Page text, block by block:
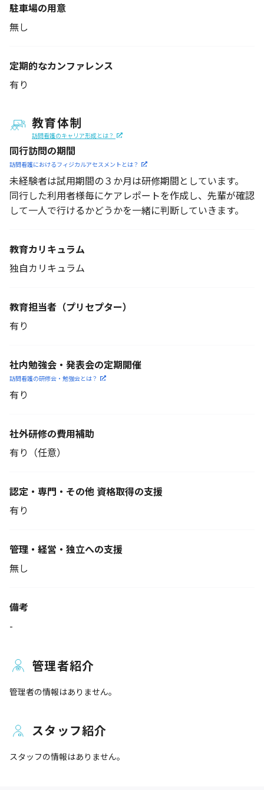
駐車場の用意
無し
定期的なカンファレンス
有り
教育体制
訪問看護のキャリア形成とは？
同行訪問の期間
訪問看護におけるフィジカルアセスメントとは？
未経験者は試用期間の３か月は研修期間としています。
同行した利用者様毎にケアレポートを作成し、先輩が確認
して一人で行けるかどうかを一緒に判断していきます。
教育カリキュラム
独自カリキュラム
教育担当者 （プリセプター）
有り
社内勉強会・発表会の定期開催
訪問看護の研修会・勉強会とは？
有り
社外研修の費用補助
有り（任意）
認定・専門・その他 資格取得の支援
有り
管理・経営・独立への支援
無し
備考
-
管理者紹介
管理者の情報はありません。
スタッフ紹介
スタッフの情報はありません。